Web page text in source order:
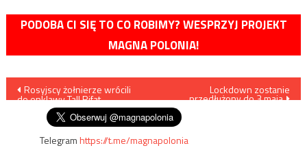
PODOBA CI SIĘ TO CO ROBIMY? WESPRZYJ PROJEKT
MAGNA POLONIA!
Nawigacja
wpisu
Rosyjscy żołnierze wrócili
do enklawy Tall Rifat
Lockdown zostanie
przedłużony do 3 maja
Telegramhttps://t.me/magnapolonia